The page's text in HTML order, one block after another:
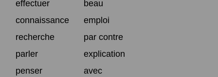
effectuer
beau
connaissance
emploi
recherche
par contre
parler
explication
penser
avec